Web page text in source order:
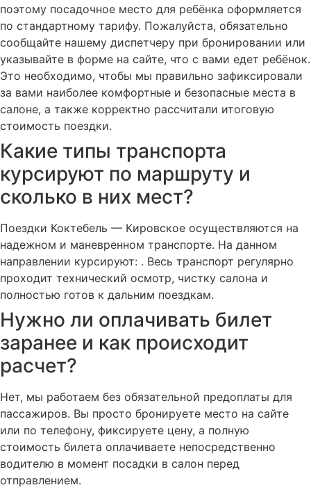
поэтому посадочное место для ребёнка оформляется
по стандартному тарифу. Пожалуйста, обязательно
сообщайте нашему диспетчеру при бронировании или
указывайте в форме на сайте, что с вами едет ребёнок.
Это необходимо, чтобы мы правильно зафиксировали
за вами наиболее комфортные и безопасные места в
салоне, а также корректно рассчитали итоговую
стоимость поездки.
Какие типы транспорта
курсируют по маршруту и
сколько в них мест?
Поездки Коктебель — Кировское осуществляются на
надежном и маневренном транспорте. На данном
направлении курсируют: . Весь транспорт регулярно
проходит технический осмотр, чистку салона и
полностью готов к дальним поездкам.
Нужно ли оплачивать билет
заранее и как происходит
расчет?
Нет, мы работаем без обязательной предоплаты для
пассажиров. Вы просто бронируете место на сайте
или по телефону, фиксируете цену, а полную
стоимость билета оплачиваете непосредственно
водителю в момент посадки в салон перед
отправлением.